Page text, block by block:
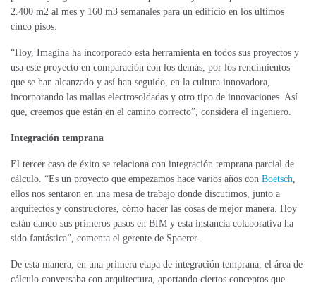
2.400 m2 al mes y 160 m3 semanales para un edificio en los últimos
cinco pisos.
“Hoy, Imagina ha incorporado esta herramienta en todos sus proyectos y
usa este proyecto en comparación con los demás, por los rendimientos
que se han alcanzado y así han seguido, en la cultura innovadora,
incorporando las mallas electrosoldadas y otro tipo de innovaciones. Así
que, creemos que están en el camino correcto”, considera el ingeniero.
Integración temprana
El tercer caso de éxito se relaciona con integración temprana parcial de
cálculo. “Es un proyecto que empezamos hace varios años con Boetsch,
ellos nos sentaron en una mesa de trabajo donde discutimos, junto a
arquitectos y constructores, cómo hacer las cosas de mejor manera. Hoy
están dando sus primeros pasos en BIM y esta instancia colaborativa ha
sido fantástica”, comenta el gerente de Spoerer.
De esta manera, en una primera etapa de integración temprana, el área de
cálculo conversaba con arquitectura, aportando ciertos conceptos que